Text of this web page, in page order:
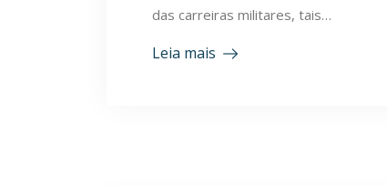
das carreiras militares, tais…
Leia mais